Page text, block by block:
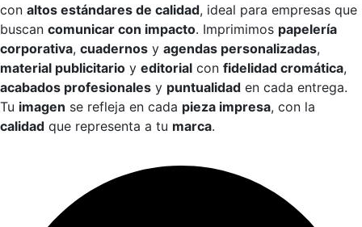
con altos estándares de calidad, ideal para empresas que
buscan comunicar con impacto. Imprimimos papelería
corporativa, cuadernos y agendas personalizadas,
material publicitario y editorial con fidelidad cromática,
acabados profesionales y puntualidad en cada entrega.
Tu imagen se refleja en cada pieza impresa, con la
calidad que representa a tu marca.